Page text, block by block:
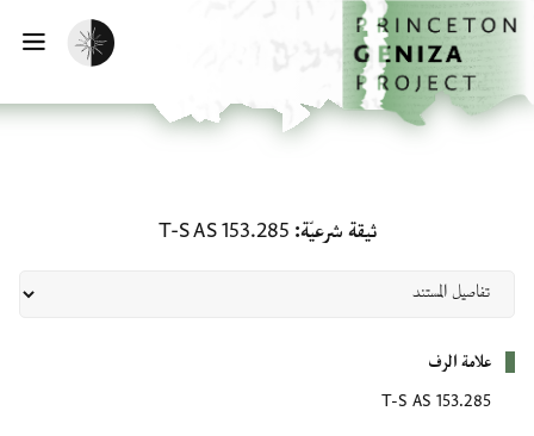
إلى المحتوى الرئيسي
الرئيسية
تفعيل الوضع المظلم
ثيقة شرعيّة T-S AS 153.285
علامة الرف
T-S AS 153.285